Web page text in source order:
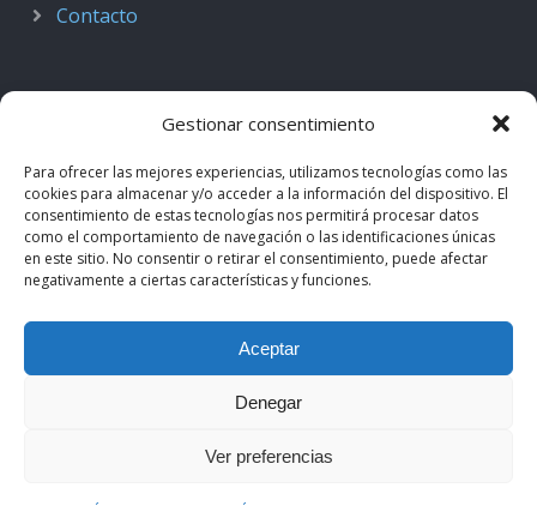
Gestionar consentimiento
Para ofrecer las mejores experiencias, utilizamos tecnologías como las
cookies para almacenar y/o acceder a la información del dispositivo. El
consentimiento de estas tecnologías nos permitirá procesar datos
como el comportamiento de navegación o las identificaciones únicas
en este sitio. No consentir o retirar el consentimiento, puede afectar
negativamente a ciertas características y funciones.
Aceptar
Denegar
Ver preferencias
Contacto
Podcast de Medicina · by casiMedicos
Radio casiMedicos
. Los contenidos pertenecen a sus
autores originales y se muestran mediante
Política de privacidad